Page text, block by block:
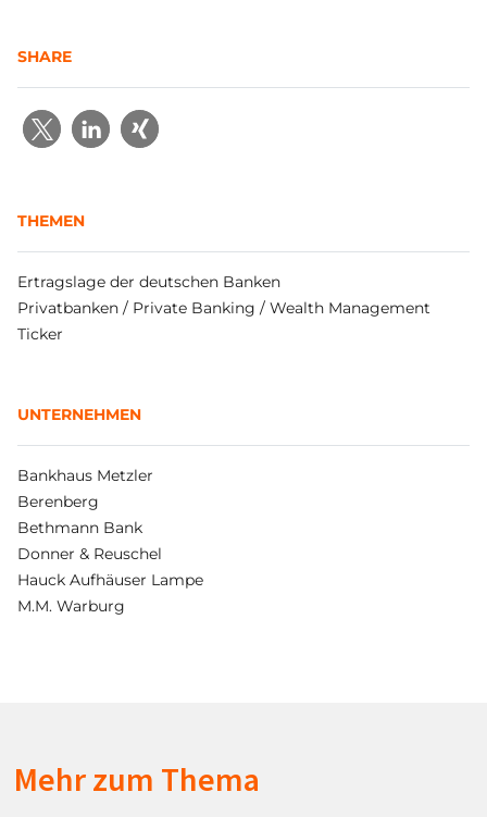
SHARE
THEMEN
Ertragslage der deutschen Banken
Privatbanken / Private Banking / Wealth Management
Ticker
UNTERNEHMEN
Bankhaus Metzler
Berenberg
Bethmann Bank
Donner & Reuschel
Hauck Aufhäuser Lampe
M.M. Warburg
Mehr zum Thema